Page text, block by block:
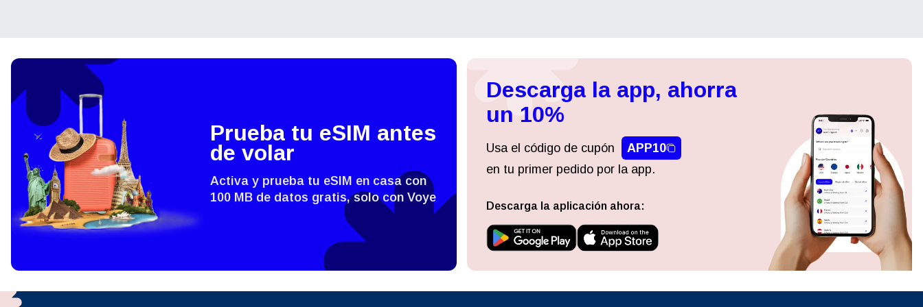
Prueba tu eSIM antes
de volar
Activa y prueba tu eSIM en casa con
100 MB de datos gratis, solo con Voye
Descarga la app, ahorra
un 10%
Usa el código de cupón
APP10
en tu primer pedido por la app.
Descarga la aplicación ahora:
日本語
Português
繁體中文
AUD - Dólar Australiano
CAD - Dólar Canadiense
AED - Dirham De Los Emiratos
Árabes Unidos
CHF - Franco Suizo NZD - Dólar De Nueva Zelanda